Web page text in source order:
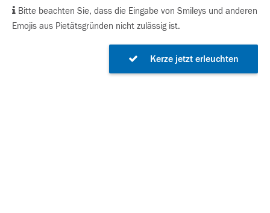
Bitte beachten Sie, dass die Eingabe von Smileys und anderen
Emojis aus Pietätsgründen nicht zulässig ist.
Kerze jetzt erleuchten